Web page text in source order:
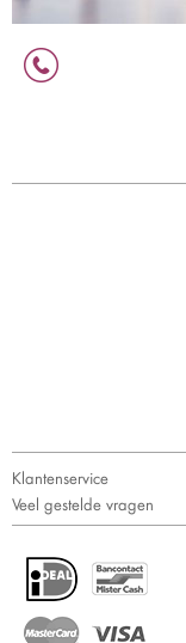
Klantenservice
Veel gestelde vragen